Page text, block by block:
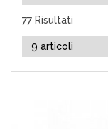
77 Risultati